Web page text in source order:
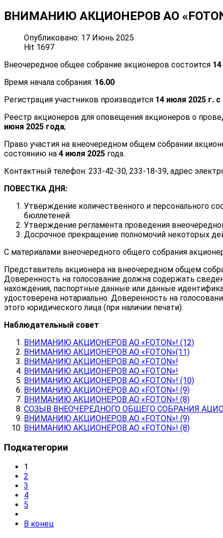
ВНИМАНИЮ АКЦИОНЕРОВ АО
Опубликовано: 17 Июнь 2025
Hit 1697
Внеочередное общее собрание акционеров состоится
Время начала собрания: 16.00
Регистрация участников производится 14 июля 2025 г. с
Реестр акционеров для оповещения акционеров о
июня 2025 года;
Право участия на внеочередном общем собрании
состоянию на 4 июля 2025 года.
Контактный телефон: 233-42-30, 233-18-39, адрес
ПОВЕСТКА ДНЯ:
Утверждение количественного и персонального
бюллетеней.
Утверждение регламента проведения
Досрочное прекращение полномочий некоторых
С материалами внеочередного общего собрания
Представитель акционера на внеочередном общем
Доверенность на голосование должна содержать
нахождения, паспортные данные или данные
удостоверена нотариально. Доверенность на
этого юридического лица (при наличии печати).
Наблюдательный совет
ВНИМАНИЮ АКЦИОНЕРОВ АО «FOTON»! (12)
ВНИМАНИЮ АКЦИОНЕРОВ АО «FOTON»(11)
ВНИМАНИЮ АКЦИОНЕРОВ АО «FOTON»!
ВНИМАНИЮ АКЦИОНЕРОВ АО «FOTON»!
ВНИМАНИЮ АКЦИОНЕРОВ АО «FOTON»! (10)
ВНИМАНИЮ АКЦИОНЕРОВ АО «FOTON»! (9)
ВНИМАНИЮ АКЦИОНЕРОВ АО «FOTON»! (8)
СОЗЫВ ВНЕОЧЕРЕДНОГО ОБЩЕГО СОБРАНИЯ
ВНИМАНИЮ АКЦИОНЕРОВ АО «FOTON»! (9)
ВНИМАНИЮ АКЦИОНЕРОВ АО «FOTON»! (8)
Подкатегории
1
2
3
4
5
В конец